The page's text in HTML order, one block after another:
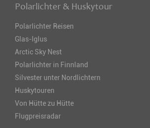
Polarlichter & Huskytour
Polarlichter Reisen
Glas-Iglus
Arctic Sky Nest
Polarlichter in Finnland
Silvester unter Nordlichtern
Huskytouren
Von Hütte zu Hütte
Flugpreisradar